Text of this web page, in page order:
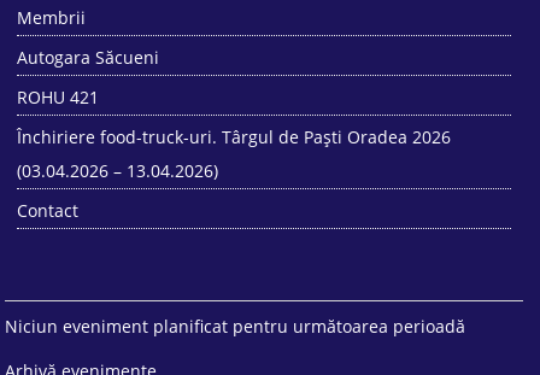
Membrii
Autogara Săcueni
ROHU 421
Închiriere food-truck-uri. Târgul de Paști Oradea 2026
(03.04.2026 – 13.04.2026)
Contact
Niciun eveniment planificat pentru următoarea perioadă